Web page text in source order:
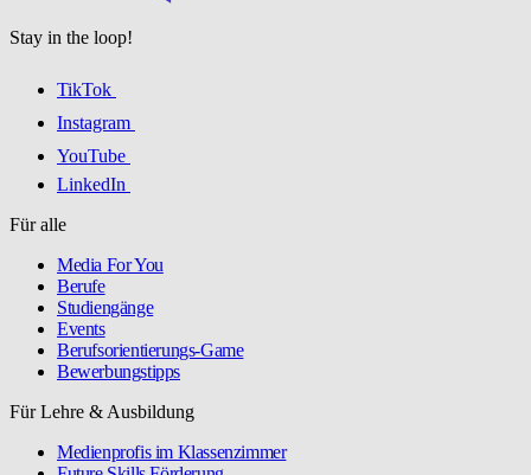
Stay in the loop!
TikTok
Instagram
YouTube
LinkedIn
Für alle
Media For You
Berufe
Studiengänge
Events
Berufsorientierungs-Game
Bewerbungstipps
Für Lehre & Ausbildung
Medienprofis im Klassenzimmer